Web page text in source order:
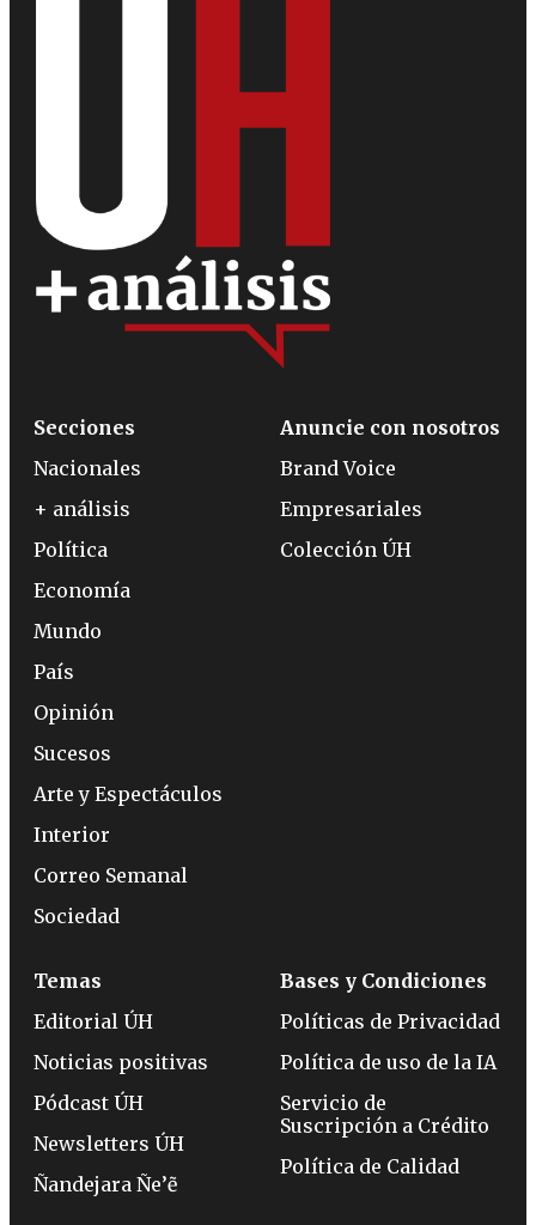
Secciones
Nacionales
+ análisis
Política
Economía
Mundo
País
Opinión
Sucesos
Arte y Espectáculos
Interior
Correo Semanal
Sociedad
Anuncie con nosotros
Brand Voice
Empresariales
Colección ÚH
Temas
Editorial ÚH
Noticias positivas
Pódcast ÚH
Newsletters ÚH
Ñandejara Ñe’ẽ
Bases y Condiciones
Políticas de Privacidad
Política de uso de la IA
Servicio de
Suscripción a Crédito
Política de Calidad